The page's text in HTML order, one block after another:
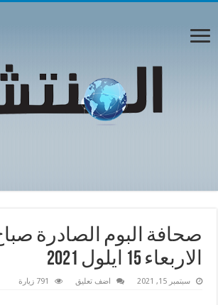
صحافة البوم الصادرة
الاربعاء 15 ايلول 2021
سبتمبر 15, 2021 اضف تعليق 791 زيارة